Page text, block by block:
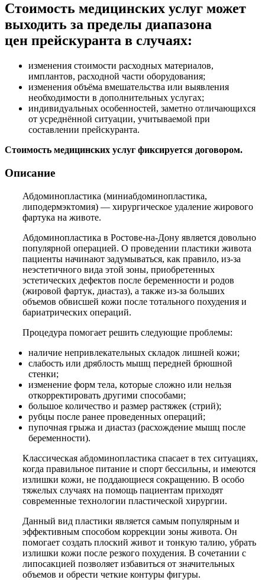
Стоимость медицинских услуг может
выходить за пределы диапазона
цен прейскуранта в случаях:
изменения стоимости расходных материалов,
имплантов, расходной части оборудования;
изменения объёма вмешательства или выявления
необходимости в дополнительных услугах;
индивидуальных особенностей, заметно отличающихся
от усреднённой ситуации, учитываемой при
составлении прейскуранта.
Стоимость медицинских услуг фиксируется договором.
Описание
Абдоминопластика (миниабдоминопластика,
липодермэктомия) — хирургическое удаление жирового
фартука на животе.
Абдоминопластика в Ростове-на-Дону является довольно
популярной операцией. О проведении пластики живота
пациенты начинают задумываться, как правило, из-за
неэстетичного вида этой зоны, приобретенных
эстетических дефектов после беременности и родов
(жировой фартук, диастаз), а также из-за больших
объемов обвисшей кожи после тотального похудения и
бариатрических операций.
Процедура помогает решить следующие проблемы:
наличие непривлекательных складок лишней кожи;
слабость или дряблость мышц передней брюшной
стенки;
изменение форм тела, которые сложно или нельзя
откорректировать другими способами;
большое количество и размер растяжек (стрий);
рубцы после ранее проведенных операций;
пупочная грыжа и диастаз (расхождение мышц после
беременности).
Классическая абдоминопластика спасает в тех ситуациях,
когда правильное питание и спорт бессильны, и имеются
излишки кожи, не поддающиеся сокращению. В особо
тяжелых случаях на помощь пациентам приходят
современные технологии пластической хирургии.
Данный вид пластики является самым популярным и
эффективным способом коррекции зоны живота. Он
помогает создать плоский живот и тонкую талию, убрать
излишки кожи после резкого похудения. В сочетании с
липосакцией позволяет избавиться от значительных
объемов и обрести четкие контуры фигуры.